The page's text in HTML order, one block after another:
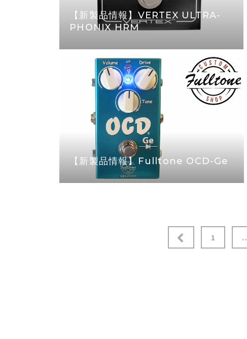
【新製品情報】VERTEX ULTRA-
PHONIX HRM
【新製品情報】Fulltone OCD-Ge
1